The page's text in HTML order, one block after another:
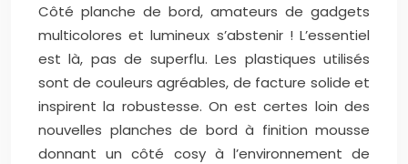
Côté planche de bord, amateurs de gadgets
multicolores et lumineux s’abstenir ! L’essentiel
est là, pas de superflu. Les plastiques utilisés
sont de couleurs agréables, de facture solide et
inspirent la robustesse. On est certes loin des
nouvelles planches de bord à finition mousse
donnant un côté cosy à l’environnement de